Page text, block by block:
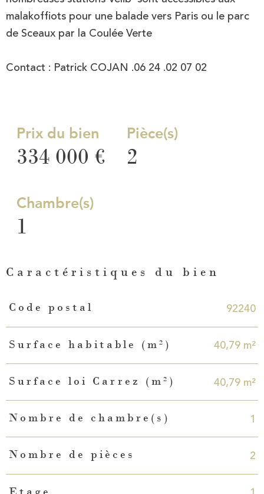
malakoffiots pour une balade vers Paris ou le parc
de Sceaux par la Coulée Verte
Contact : Patrick COJAN .06 24 .02 07 02
Prix du bien
334 000 €
Pièce(s)
2
Chambre(s)
1
Caractéristiques du bien
Caractéristiques
Code postal 92240
Surface habitable (m²) 40,79 m²
Surface loi Carrez (m²) 40,79 m²
Nombre de chambre(s) 1
Nombre de pièces 2